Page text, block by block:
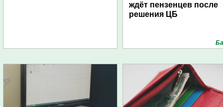
ждёт пензенцев после
решения ЦБ